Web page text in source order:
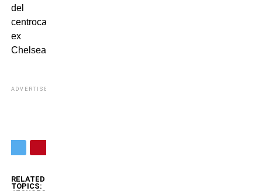
del
centrocampista
ex
Chelsea.
ADVERTISEMENT
RELATED
TOPICS: